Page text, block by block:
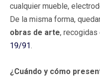
cualquier mueble,
De la misma forma,
obras de arte, recogidas
19/91.
¿Cuándo y cómo